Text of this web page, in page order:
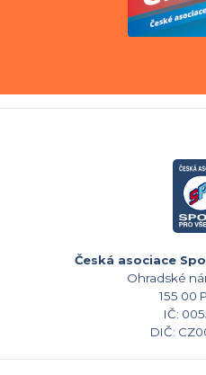
Česká asociace
Ohradské
155 00
IČ:
DIČ: